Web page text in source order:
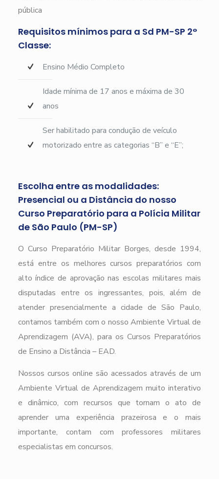
pública
Requisitos mínimos para a Sd PM-SP 2°
Classe:
Ensino Médio Completo
Idade mínima de 17 anos e máxima de 30
anos
Ser habilitado para condução de veículo
motorizado entre as categorias “B” e “E”;
Escolha entre as modalidades:
Presencial ou a Distância do nosso
Curso Preparatório para a Polícia Militar
de São Paulo (PM-SP)
O Curso Preparatório Militar Borges, desde 1994,
está entre os melhores cursos preparatórios com
alto índice de aprovação nas escolas militares mais
disputadas entre os ingressantes, pois, além de
atender presencialmente a cidade de São Paulo,
contamos também com o nosso Ambiente Virtual de
Aprendizagem (AVA), para os Cursos Preparatórios
de Ensino a Distância – EAD.
Nossos cursos online são acessados através de um
Ambiente Virtual de Aprendizagem muito interativo
e dinâmico, com recursos que tornam o ato de
aprender uma experiência prazeirosa e o mais
importante, contam com professores militares
especialistas em concursos.